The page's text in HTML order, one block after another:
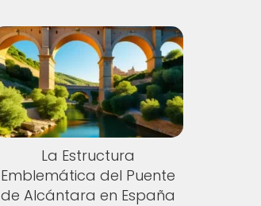
La Estructura
Emblemática del Puente
de Alcántara en España